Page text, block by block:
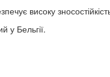
високу
у Бельгії.